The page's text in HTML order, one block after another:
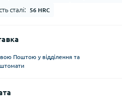
сталі: 56 HRC
Поштою у відділення та